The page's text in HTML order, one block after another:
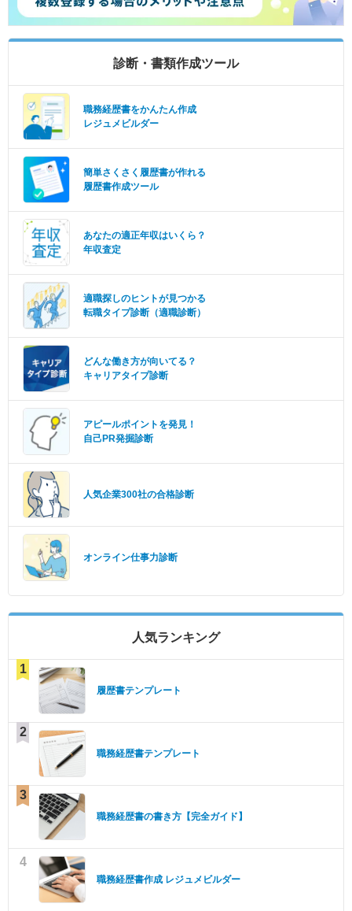
診断・書類作成ツール
職務経歴書をかんたん作成
レジュメビルダー
簡単さくさく履歴書が作れる
履歴書作成ツール
あなたの適正年収はいくら？
年収査定
適職探しのヒントが見つかる
転職タイプ診断（適職診断）
どんな働き方が向いてる？
キャリアタイプ診断
アピールポイントを発見！
自己PR発掘診断
人気企業300社の合格診断
オンライン仕事力診断
人気ランキング
1
履歴書テンプレート
2
職務経歴書テンプレート
3
職務経歴書の書き方【完全ガイド】
4
職務経歴書作成 レジュメビルダー